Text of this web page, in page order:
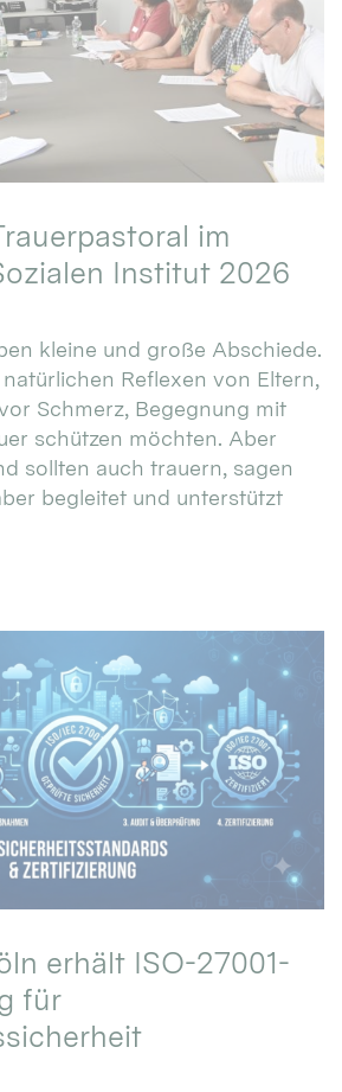
im
Institut 2026
kleine und große Abschiede.
Reflexen von Eltern,
Schmerz, Begegnung mit
schützen möchten. Aber
sollten auch trauern, sagen
begleitet und unterstützt
erhält ISO-27001-
für